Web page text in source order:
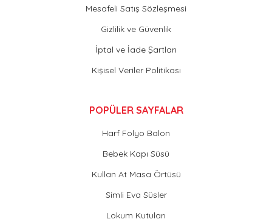
Mesafeli Satış Sözleşmesi
Gizlilik ve Güvenlik
İptal ve İade Şartları
Kişisel Veriler Politikası
POPÜLER SAYFALAR
Harf Folyo Balon
Bebek Kapı Süsü
Kullan At Masa Örtüsü
Simli Eva Süsler
Lokum Kutuları